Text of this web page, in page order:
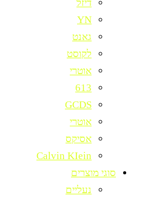
דיזל
YN
גאנט
לקוסט
אוטרי
613
GCDS
אוטרי
אסיקס
Calvin KIein
סוגי מוצרים
נעליים